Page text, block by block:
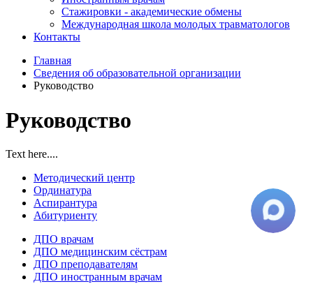
Стажировки - академические обмены
Международная школа молодых травматологов
Контакты
Главная
Сведения об образовательной организации
Руководство
Руководство
Text here....
Методический центр
Ординатура
Аспирантура
Абитуриенту
ДПО врачам
ДПО медицинским сёстрам
ДПО преподавателям
ДПО иностранным врачам